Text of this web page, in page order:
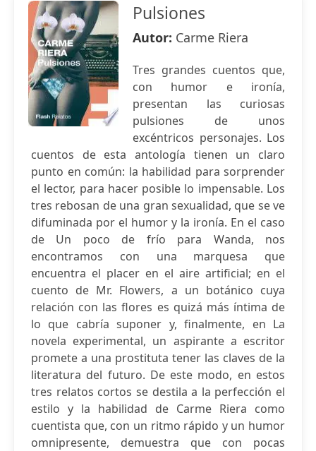
Pulsiones
Autor: Carme Riera
Tres grandes cuentos que,
con humor e ironía,
presentan las curiosas
pulsiones de unos
excéntricos personajes. Los
cuentos de esta antología tienen un claro
punto en común: la habilidad para sorprender
el lector, para hacer posible lo impensable. Los
tres rebosan de una gran sexualidad, que se ve
difuminada por el humor y la ironía. En el caso
de Un poco de frío para Wanda, nos
encontramos con una marquesa que
encuentra el placer en el aire artificial; en el
cuento de Mr. Flowers, a un botánico cuya
relación con las flores es quizá más íntima de
lo que cabría suponer y, finalmente, en La
novela experimental, un aspirante a escritor
promete a una prostituta tener las claves de la
literatura del futuro. De este modo, en estos
tres relatos cortos se destila a la perfección el
estilo y la habilidad de Carme Riera como
cuentista que, con un ritmo rápido y un humor
omnipresente, demuestra que con pocas